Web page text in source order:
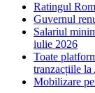
Ratingul
Guvernul
Salariul
iulie 2026
Toate
tranzacțiile
Mobilizare